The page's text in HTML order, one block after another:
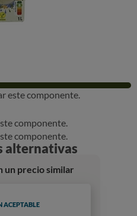
este componente.
componente.
componente.
alternativas
un precio similar
ACEPTABLE